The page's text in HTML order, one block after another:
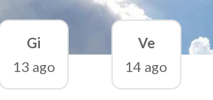
Gi
13 ago
Ve
14 ago